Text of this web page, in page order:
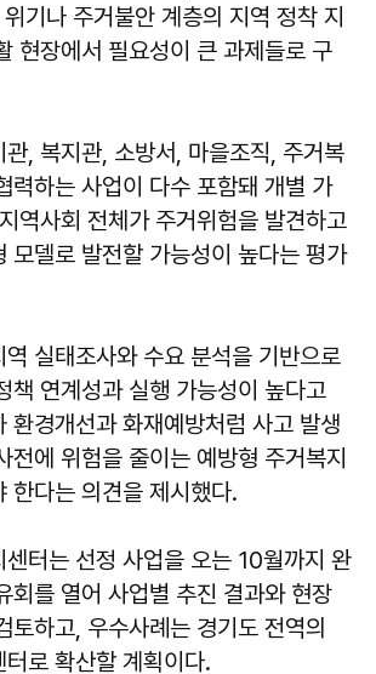
기나 주거불안 계층의 지역 정착 지
현장에서 필요성이 큰 과제들로 구
관, 복지관, 소방서, 마을조직, 주거복
력하는 사업이 다수 포함돼 개별 가
역사회 전체가 주거위험을 발견하고
모델로 발전할 가능성이 높다는 평가
실태조사와 수요 분석을 기반으로
책 연계성과 실행 가능성이 높다고
환경개선과 화재예방처럼 사고 발생
전에 위험을 줄이는 예방형 주거복지
한다는 의견을 제시했다.
센터는 선정 사업을 오는 10월까지 완
회를 열어 사업별 추진 결과와 현장
토하고, 우수사례는 경기도 전역의
로 확산할 계획이다.